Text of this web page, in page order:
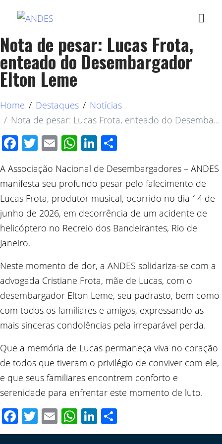
Nota de pesar: Lucas Frota,
enteado do Desembargador
Elton Leme
Home Destaques
Notícias
Nota de pesar: Lucas Frota, enteado do Desembargador Elton Leme
Facebook
Twitter
EmailWhatsApp
LinkedIn
A Associação Nacional de Desembargadores – ANDES
manifesta seu profundo pesar pelo falecimento de
Lucas Frota, produtor musical, ocorrido no dia 14 de
junho de 2026, em decorrência de um acidente de
helicóptero no Recreio dos Bandeirantes, Rio de
Janeiro.
Neste momento de dor, a ANDES solidariza-se com a
advogada Cristiane Frota, mãe de Lucas, com o
desembargador Elton Leme, seu padrasto, bem como
com todos os familiares e amigos, expressando as
mais sinceras condolências pela irreparável perda.
Que a memória de Lucas permaneça viva no coração
de todos que tiveram o privilégio de conviver com ele,
e que seus familiares encontrem conforto e
serenidade para enfrentar este momento de luto.
Facebook
Twitter
EmailWhatsApp
LinkedIn